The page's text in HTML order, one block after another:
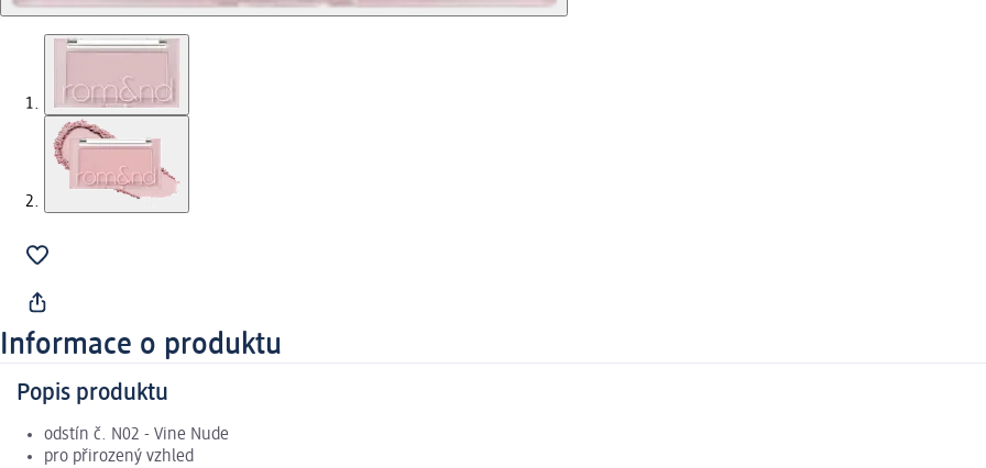
Informace o produktu
Popis produktu
odstín č. N02 - Vine Nude
pro přirozený vzhled